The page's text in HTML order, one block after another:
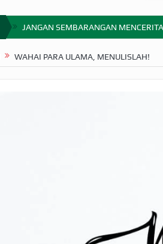
JANGAN SEMBARANGAN
WAHAI PARA ULAMA, MENULISLAH!